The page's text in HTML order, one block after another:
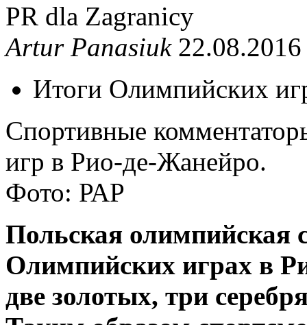
PR dla Zagranicy
Artur Panasiuk22.08.2016
Итоги Олимпийских
Спортивные
игр в Рио-де-Жанейро.
Фото: РАР
Польская олимпийская
Олимпийских играх в
две золотых, три